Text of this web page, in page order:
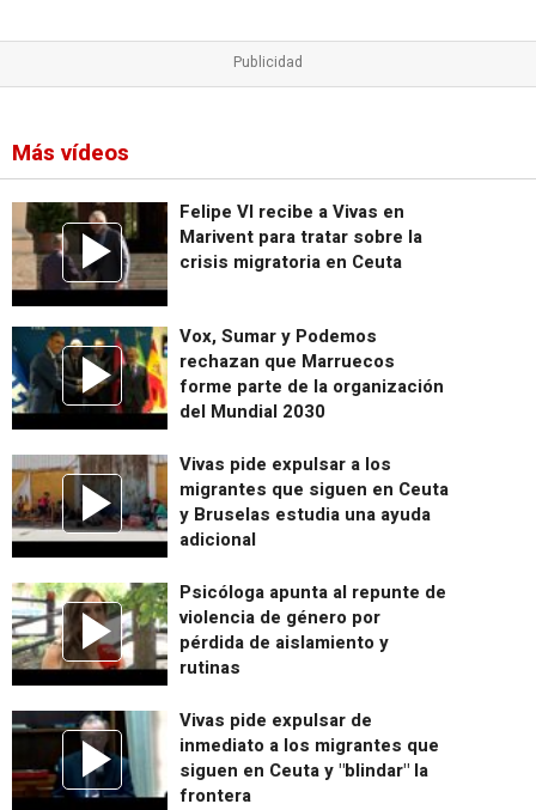
Más vídeos
Felipe VI recibe a Vivas en
Marivent para tratar sobre la
crisis migratoria en Ceuta
Vox, Sumar y Podemos
rechazan que Marruecos
forme parte de la organización
del Mundial 2030
Vivas pide expulsar a los
migrantes que siguen en Ceuta
y Bruselas estudia una ayuda
adicional
Psicóloga apunta al repunte de
violencia de género por
pérdida de aislamiento y
rutinas
Vivas pide expulsar de
inmediato a los migrantes que
siguen en Ceuta y "blindar" la
frontera